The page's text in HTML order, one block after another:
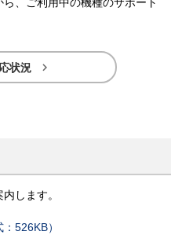
状況 
します。
526KB）